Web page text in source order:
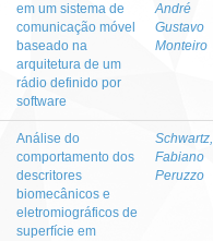
em um sistema de
comunicação móvel
baseado na
arquitetura de um
rádio definido por
software
André
Gustavo
Monteiro
Análise do
comportamento dos
descritores
biomecânicos e
eletromiográficos de
superfície em
Schwartz,
Fabiano
Peruzzo